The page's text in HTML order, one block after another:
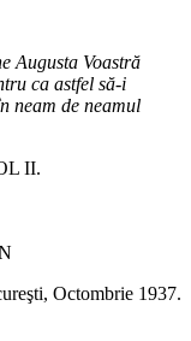
Augusta Voastră
ca astfel să-i
neam de neamul
II.
Octombrie 1937.